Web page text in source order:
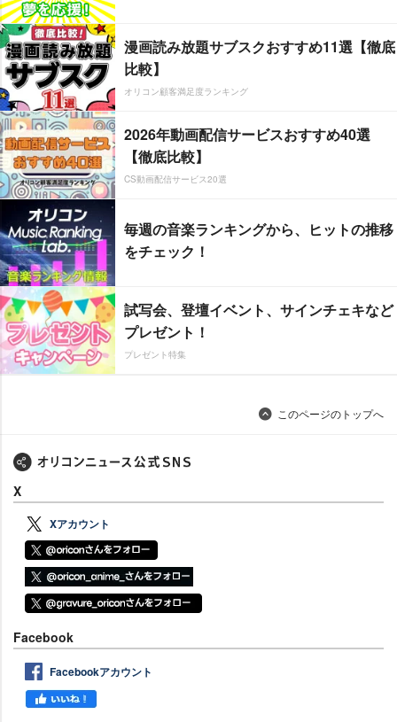
漫画読み放題サブスクおすすめ11選【徹底
比較】
オリコン顧客満足度ランキング
2026年動画配信サービスおすすめ40選
【徹底比較】
CS動画配信サービス20選
毎週の音楽ランキングから、ヒットの推移
をチェック！
試写会、登壇イベント、サインチェキなど
プレゼント！
プレゼント特集
このページのトップへ
X
Xアカウント
Facebook
Facebookアカウント